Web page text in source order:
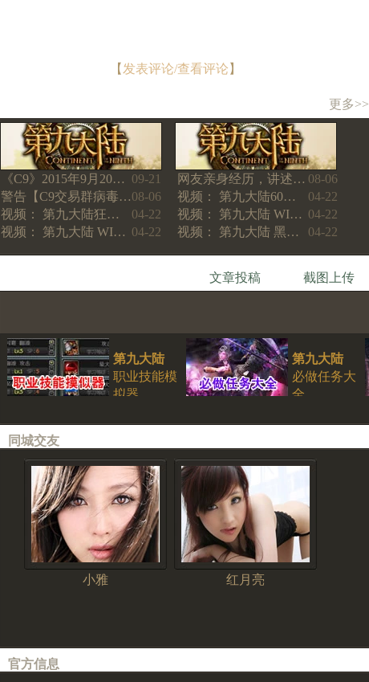
【 发表评论/查看评论 】
更多>>
09-21
《C9》2015年9月20… 08-06
网友亲身经历，讲述…
08-06
警告【C9交易群病毒… 04-22
视频： 第九大陆60…
04-22
视频： 第九大陆狂… 04-22
视频： 第九大陆 WI…
04-22
视频： 第九大陆 WI… 04-22
视频： 第九大陆 黑…
文章投稿 截图上传
第九大陆
职业技能模
拟器
第九大陆
必做任务大
全
同城交友
小雅 红月亮
官方信息